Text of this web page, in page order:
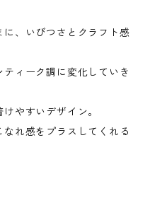
、いびつさとクラフト感
ィーク調に変化していき
やすいデザイン。
れ感をプラスしてくれる